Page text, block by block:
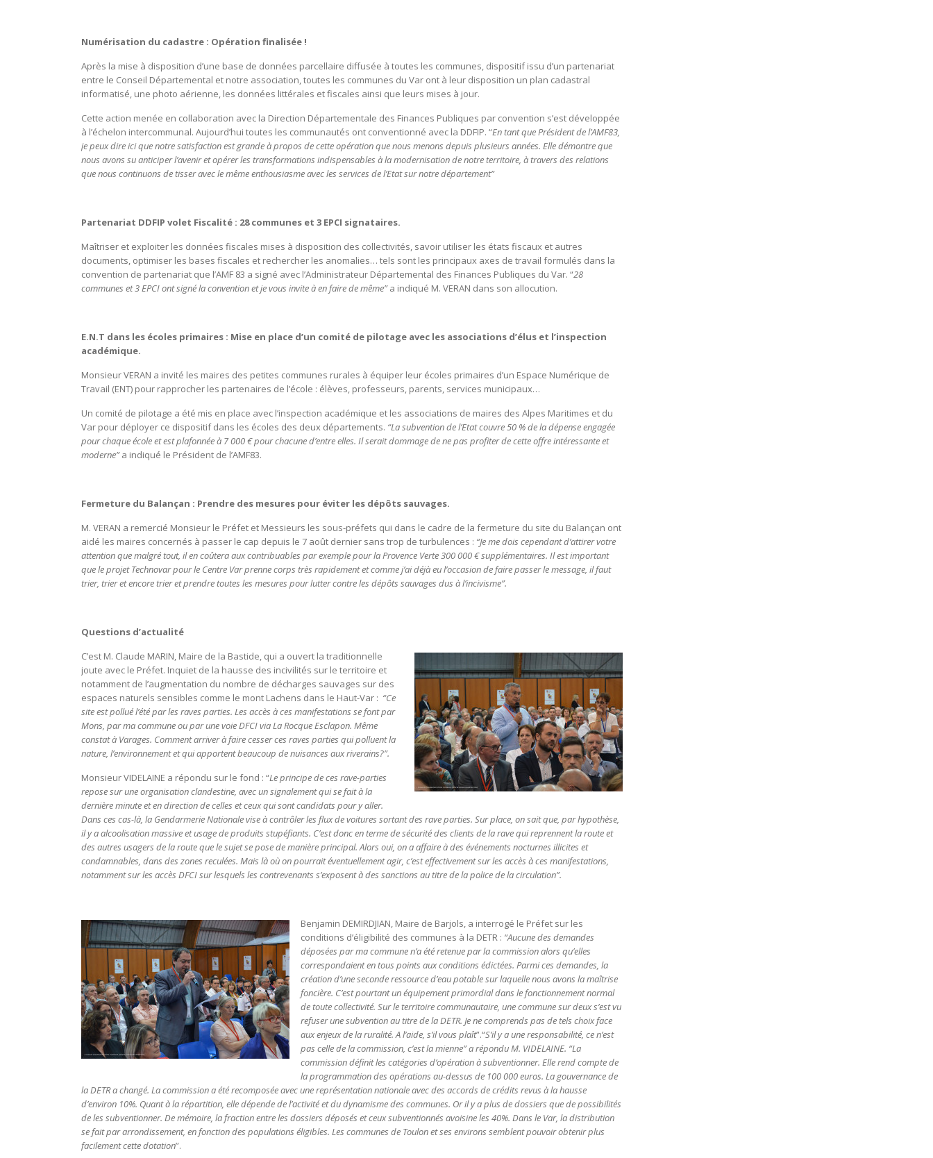
Numérisation du cadastre : Opération finalisée !
Après la mise à disposition d’une base de données parcellaire diffusée à toutes les communes, dispositif issu d’un partenariat
entre le Conseil Départemental et notre association, toutes les communes du Var ont à leur disposition un plan cadastral
informatisé, une photo aérienne, les données littérales et fiscales ainsi que leurs mises à jour.
Cette action menée en collaboration avec la Direction Départementale des Finances Publiques par convention s’est développée
à l’échelon intercommunal. Aujourd’hui toutes les communautés ont conventionné avec la DDFIP. “En tant que Président de l’AMF83,
je peux dire ici que notre satisfaction est grande à propos de cette opération que nous menons depuis plusieurs années. Elle démontre que
nous avons su anticiper l’avenir et opérer les transformations indispensables à la modernisation de notre territoire, à travers des relations
que nous continuons de tisser avec le même enthousiasme avec les services de l’Etat sur notre département”
Partenariat DDFIP volet Fiscalité : 28 communes et 3 EPCI signataires.
Maîtriser et exploiter les données fiscales mises à disposition des collectivités, savoir utiliser les états fiscaux et autres
documents, optimiser les bases fiscales et rechercher les anomalies… tels sont les principaux axes de travail formulés dans la
convention de partenariat que l’AMF 83 a signé avec l’Administrateur Départemental des Finances Publiques du Var. “28
communes et 3 EPCI ont signé la convention et je vous invite à en faire de même”a indiqué M. VERAN dans son allocution.
E.N.T dans les écoles primaires : Mise en place d’un comité de pilotage avec les associations d’élus et l’inspection
académique.
Monsieur VERAN a invité les maires des petites communes rurales à équiper leur écoles primaires d’un Espace Numérique de
Travail (ENT) pour rapprocher les partenaires de l’école : élèves, professeurs, parents, services municipaux…
Un comité de pilotage a été mis en place avec l’inspection académique et les associations de maires des Alpes Maritimes et du
Var pour déployer ce dispositif dans les écoles des deux départements. “La subvention de l’Etat couvre 50 % de la dépense engagée
pour chaque école et est plafonnée à 7 000 € pour chacune d’entre elles. Il serait dommage de ne pas profiter de cette offre intéressante et
moderne”a indiqué le Président de l’AMF83.
Fermeture du Balançan : Prendre des mesures pour éviter les dépôts sauvages.
M. VERAN a remercié Monsieur le Préfet et Messieurs les sous-préfets qui dans le cadre de la fermeture du site du Balançan ont
aidé les maires concernés à passer le cap depuis le 7 août dernier sans trop de turbulences : “Je me dois cependant d’attirer votre
attention que malgré tout, il en coûtera aux contribuables par exemple pour la Provence Verte 300 000 € supplémentaires. Il est important
que le projet Technovar pour le Centre Var prenne corps très rapidement et comme j’ai déjà eu l’occasion de faire passer le message, il faut
trier, trier et encore trier et prendre toutes les mesures pour lutter contre les dépôts sauvages dus à l’incivisme”.
Questions d’actualité
C’est M. Claude MARIN, Maire de la Bastide, qui a ouvert la traditionnelle
joute avec le Préfet. Inquiet de la hausse des incivilités sur le territoire et
notamment de l’augmentation du nombre de décharges sauvages sur des
espaces naturels sensibles comme le mont Lachens dans le Haut-Var : “Ce
site est pollué l’été par les raves parties. Les accès à ces manifestations se font par
Mons, par ma commune ou par une voie DFCI via La Rocque Esclapon. Même
constat à Varages. Comment arriver à faire cesser ces raves parties qui polluent la
nature, l’environnement et qui apportent beaucoup de nuisances aux riverains?”.
Monsieur VIDELAINE a répondu sur le fond : “Le principe de ces rave-parties
repose sur une organisation clandestine, avec un signalement qui se fait à la
dernière minute et en direction de celles et ceux qui sont candidats pour y aller.
Dans ces cas-là, la Gendarmerie Nationale vise à contrôler les flux de voitures sortant des rave parties. Sur place, on sait que, par hypothèse,
il y a alcoolisation massive et usage de produits stupéfiants. C’est donc en terme de sécurité des clients de la rave qui reprennent la route et
des autres usagers de la route que le sujet se pose de manière principal. Alors oui, on a affaire à des événements nocturnes illicites et
condamnables, dans des zones reculées. Mais là où on pourrait éventuellement agir, c’est effectivement sur les accès à ces manifestations,
notamment sur les accès DFCI sur lesquels les contrevenants s’exposent à des sanctions au titre de la police de la circulation”.
Benjamin DEMIRDJIAN, Maire de Barjols, a interrogé le Préfet sur les
conditions d’éligibilité des communes à la DETR : “Aucune des demandes
déposées par ma commune n’a été retenue par la commission alors qu’elles
correspondaient en tous points aux conditions édictées. Parmi ces demandes, la
création d’une seconde ressource d’eau potable sur laquelle nous avons la maîtrise
foncière. C’est pourtant un équipement primordial dans le fonctionnement normal
de toute collectivité. Sur le territoire communautaire, une commune sur deux s’est vu
refuser une subvention au titre de la DETR. Je ne comprends pas de tels choix face
aux enjeux de la ruralité. A l’aide, s’il vous plaît”.“S’il y a une responsabilité, ce n’est
pas celle de la commission, c’est la mienne” a répondu M. VIDELAINE. “La
commission définit les catégories d’opération à subventionner. Elle rend compte de
la programmation des opérations au-dessus de 100 000 euros. La gouvernance de
la DETR a changé. La commission a été recomposée avec une représentation nationale avec des accords de crédits revus à la hausse
d’environ 10%. Quant à la répartition, elle dépende de l’activité et du dynamisme des communes. Or il y a plus de dossiers que de possibilités
de les subventionner. De mémoire, la fraction entre les dossiers déposés et ceux subventionnés avoisine les 40%. Dans le Var, la distribution
se fait par arrondissement, en fonction des populations éligibles. Les communes de Toulon et ses environs semblent pouvoir obtenir plus
facilement cette dotation”.